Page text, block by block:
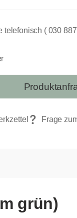
telefonisch ( 030
grün)